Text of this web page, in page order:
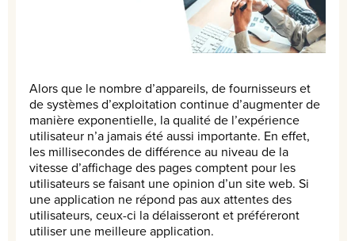
Alors que le nombre d’appareils, de fournisseurs et
de systèmes d’exploitation continue d’augmenter de
manière exponentielle, la qualité de l’expérience
utilisateur n’a jamais été aussi importante. En effet,
les millisecondes de différence au niveau de la
vitesse d’affichage des pages comptent pour les
utilisateurs se faisant une opinion d’un site web. Si
une application ne répond pas aux attentes des
utilisateurs, ceux-ci la délaisseront et préféreront
utiliser une meilleure application.